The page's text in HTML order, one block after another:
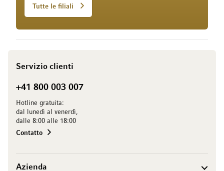
Tutte le filiali
Servizio clienti
+41 800 003 007
Hotline gratuita:
dal lunedì al venerdì,
dalle 8:00 alle 18:00
Contatto
Azienda